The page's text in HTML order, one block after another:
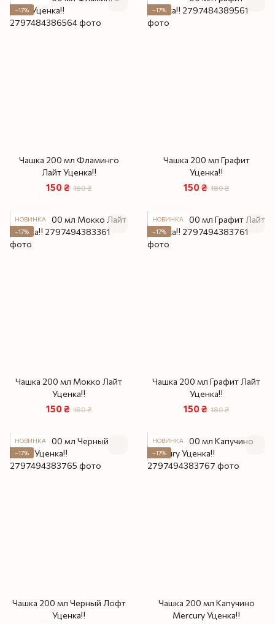
−17%
Чашка 200 мл Фламинго
Лайт Уценка‼️
150 ₴ 180 ₴
−17%
Чашка 200 мл Графит
Уценка‼️
150 ₴ 180 ₴
НОВИНКА
−17%
Чашка 200 мл Мокко Лайт
Уценка‼️
150 ₴ 180 ₴
НОВИНКА
−17%
Чашка 200 мл Графит Лайт
Уценка‼️
150 ₴ 180 ₴
НОВИНКА
−17%
Чашка 200 мл Черный Лофт
Уценка‼️
НОВИНКА
−17%
Чашка 200 мл Капучино
Mercury Уценка‼️